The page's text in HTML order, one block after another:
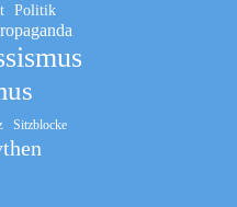
Politik
Sitzblocke